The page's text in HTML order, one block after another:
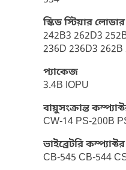
স্কিড স্টিয়ার লোডার
242B3 262D3
236D 236D3
প্যাকেজ
3.4B IOPU
বায়ুসংক্রান্ত
CW-14 PS-200B
ভাইব্রেটরি কম্প্যাক্টর
CB-545 CB-544